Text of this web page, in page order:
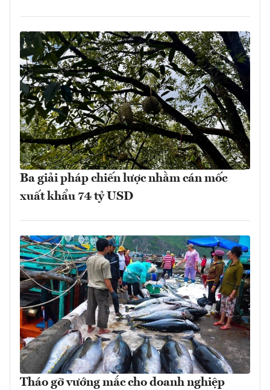
Ba giải pháp chiến lược nhằm cán mốc
xuất khẩu 74 tỷ USD
Tháo gỡ vướng mắc cho doanh nghiệp